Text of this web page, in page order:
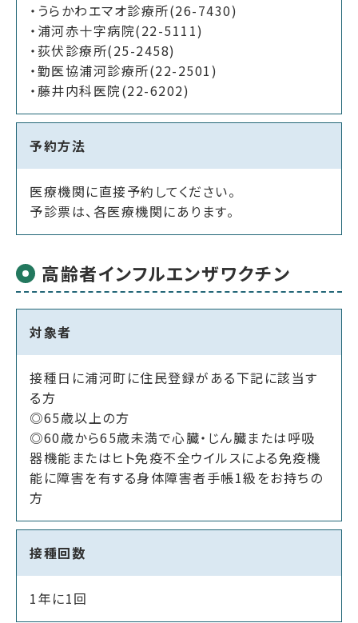
・うらかわエマオ診療所(26-7430)
・浦河赤十字病院(22-5111)
・荻伏診療所(25-2458)
・勤医協浦河診療所(22-2501)
・藤井内科医院(22-6202)
予約方法
医療機関に直接予約してください。
予診票は、各医療機関にあります。
高齢者インフルエンザワクチン
対象者
接種日に浦河町に住民登録がある下記に該当す
る方
◎65歳以上の方
◎60歳から65歳未満で心臓・じん臓または呼吸
器機能またはヒト免疫不全ウイルスによる免疫機
能に障害を有する身体障害者手帳1級をお持ちの
方
接種回数
1年に1回